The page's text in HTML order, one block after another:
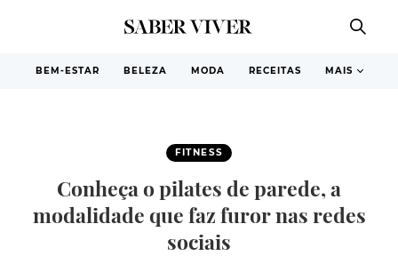
BEM-ESTAR BELEZA MODA RECEITAS MAIS
FITNESS
Conheça o pilates de parede, a
modalidade que faz furor nas redes
sociais